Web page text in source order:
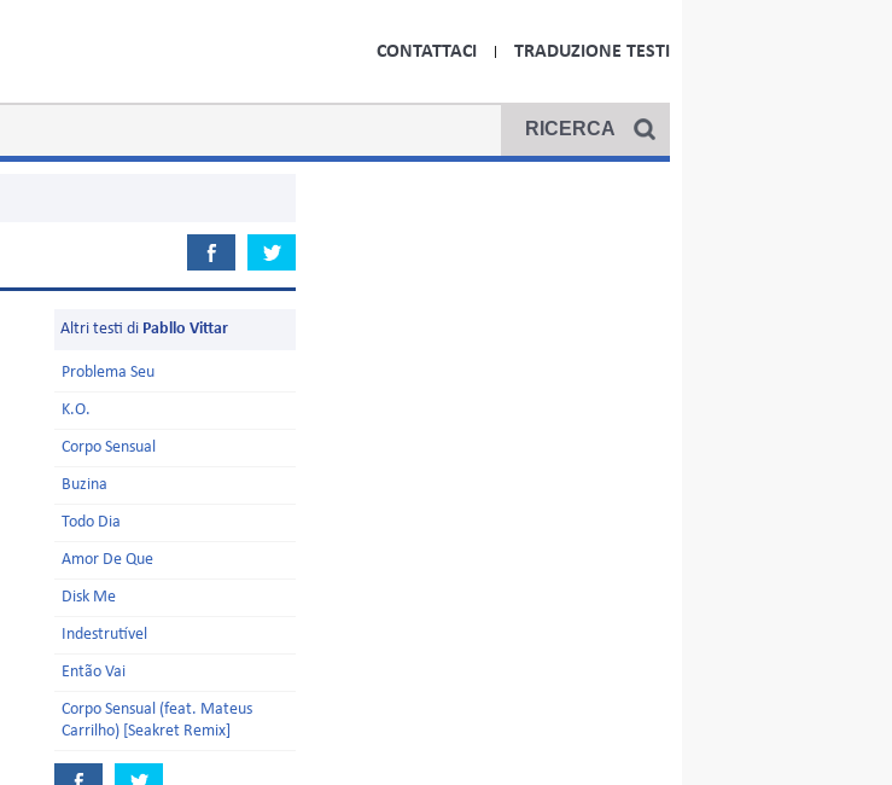
CONTATTACI TRADUZIONE TESTI
Altri testi di Pabllo Vittar
Problema Seu
K.O.
Corpo Sensual
Buzina
Todo Dia
Amor De Que
Disk Me
Indestrutível
Então Vai
Corpo Sensual (feat. Mateus
Carrilho) [Seakret Remix]